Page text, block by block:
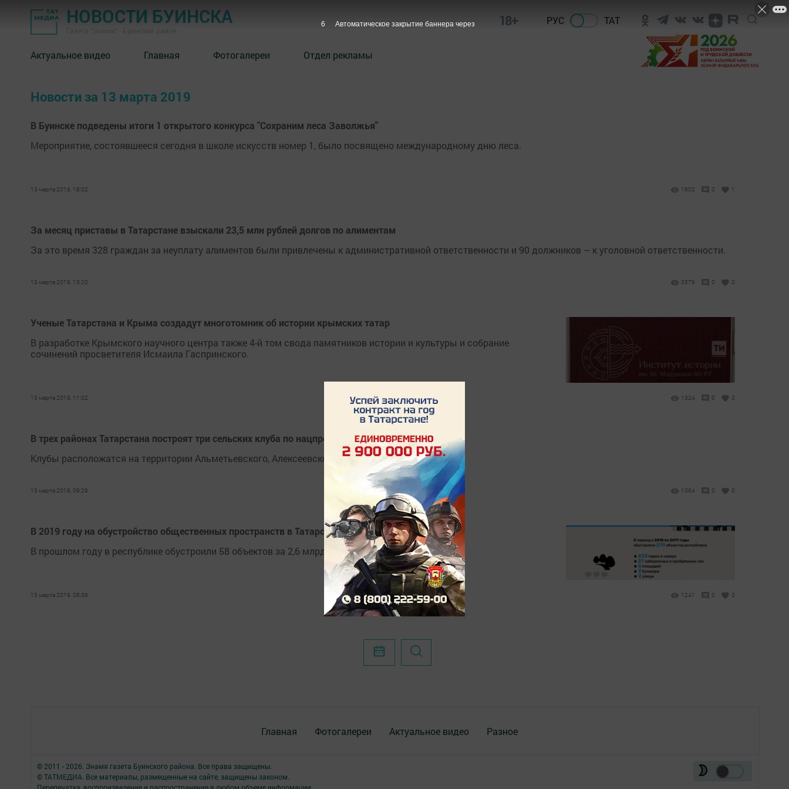
НОВОСТИ БУИНСКА 18+ РУС ТАТ
Актуальное видео Главная Фотогалереи Отдел рекламы
Новости за 13 марта 2019
В Буинске подведены итоги 1 открытого конкурса "Сохраним леса Заволжья"
Мероприятие, состоявшееся сегодня в школе искусств номер 1, было посвящено международному дню леса.
13 марта 2019, 18:02 1802 0 1
За месяц приставы в Татарстане взыскали 23,5 млн рублей долгов по алиментам
За это время 328 граждан за неуплату алиментов были привлечены к административной ответственности и 90 должников – к уголовной ответственности.
13 марта 2019, 13:20 3579 0 0
Ученые Татарстана и Крыма создадут многотомник об истории крымских татар
В разработке Крымского научного центра также 4-й том свода памятников истории и культуры и собрание
сочинений просветителя Исмаила Гаспринского.
13 марта 2019, 11:02 1324 0 0
В трех районах Татарстана построят три сельских клуба по нацпроекту
Клубы расположатся на территории Альметьевского, Алексеевского и Мензелинского районов.
13 марта 2019, 09:29 1064 0 0
В 2019 году на обустройство общественных пространств в Татарстане направят 3,2 млрд рублей
В прошлом году в республике обустроили 58 объектов за 2,6 млрд рублей.
13 марта 2019, 08:39 1241 0 0
Главная Фотогалереи Актуальное видео Разное
© 2011 - 2026. Знамя газета Буинского района. Все права защищены.
© ТАТМЕДИА. Все материалы, размещенные на сайте, защищены законом.
6 Автоматическое закрытие баннера через